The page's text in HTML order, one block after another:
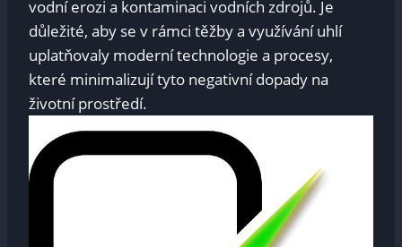
vodní erozi a kontaminaci vodních zdrojů. Je
důležité, aby se v rámci těžby a využívání uhlí
uplatňovaly moderní technologie a procesy,
které minimalizují tyto negativní dopady na
životní prostředí.